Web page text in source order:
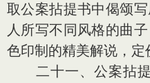
取公案拈提书中偈颂
人所写不同风格的曲
色印制的精美解说，定
二十一、公案拈提